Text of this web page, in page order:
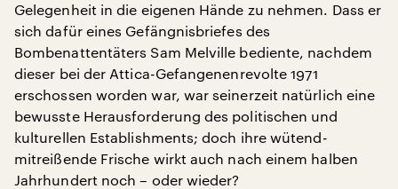
Gelegenheit in die eigenen Hände zu nehmen. Dass er
sich dafür eines Gefängnisbriefes des
Bombenattentäters Sam Melville bediente, nachdem
dieser bei der Attica-Gefangenenrevolte 1971
erschossen worden war, war seinerzeit natürlich eine
bewusste Herausforderung des politischen und
kulturellen Establishments; doch ihre wütend-
mitreißende Frische wirkt auch nach einem halben
Jahrhundert noch – oder wieder?